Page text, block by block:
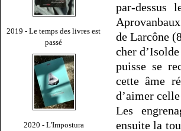
2019 - Le temps des livres est
passé
2020 - L'Impostura
par-dessus
de Larcône
cher
puisse se
cette âme
d’aimer
Les
ensuite la